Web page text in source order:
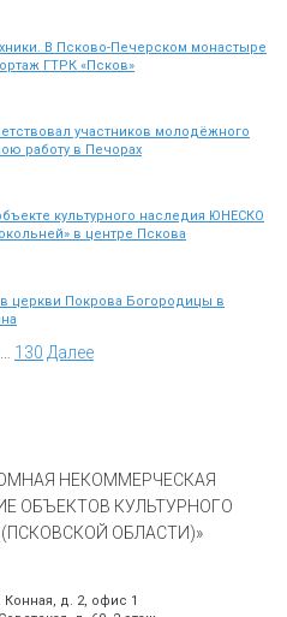
В Псково-Печерском монастыре
ГТРК «Псков»
участников молодёжного
работу в Печорах
культурного наследия ЮНЕСКО
в центре Пскова
церкви Покрова Богородицы в
130 Далее
НЕКОММЕРЧЕСКАЯ
ОБЪЕКТОВ КУЛЬТУРНОГО
ОБЛАСТИ)»
Конная, д. 2, офис 1